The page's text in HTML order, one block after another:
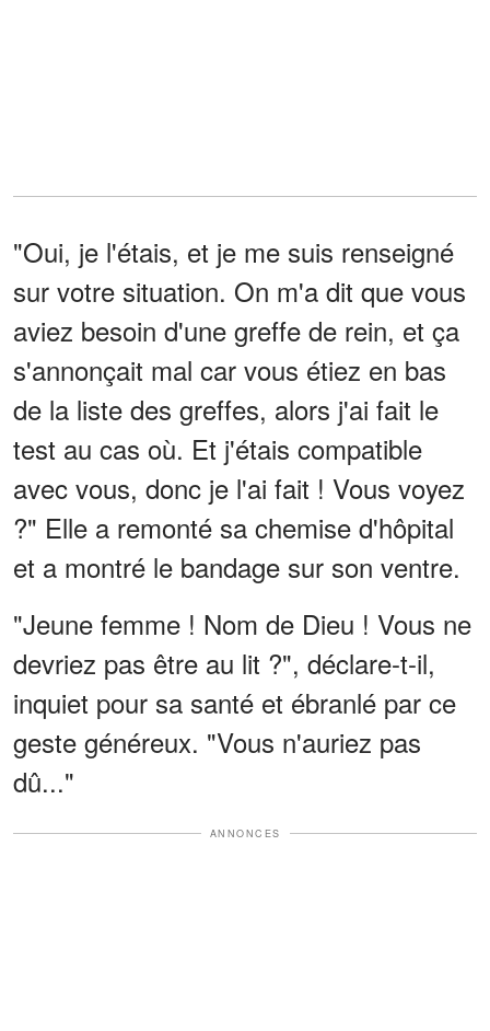
"Oui, je l'étais, et je me suis renseigné
sur votre situation. On m'a dit que vous
aviez besoin d'une greffe de rein, et ça
s'annonçait mal car vous étiez en bas
de la liste des greffes, alors j'ai fait le
test au cas où. Et j'étais compatible
avec vous, donc je l'ai fait ! Vous voyez
?" Elle a remonté sa chemise d'hôpital
et a montré le bandage sur son ventre.
"Jeune femme ! Nom de Dieu ! Vous ne
devriez pas être au lit ?", déclare-t-il,
inquiet pour sa santé et ébranlé par ce
geste généreux. "Vous n'auriez pas
dû..."
ANNONCES